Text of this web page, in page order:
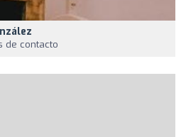
de contacto